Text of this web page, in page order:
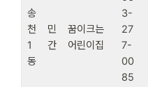
송
천
1
동
민
간
꿈이크는
어린이집
3-
27
7-
00
85